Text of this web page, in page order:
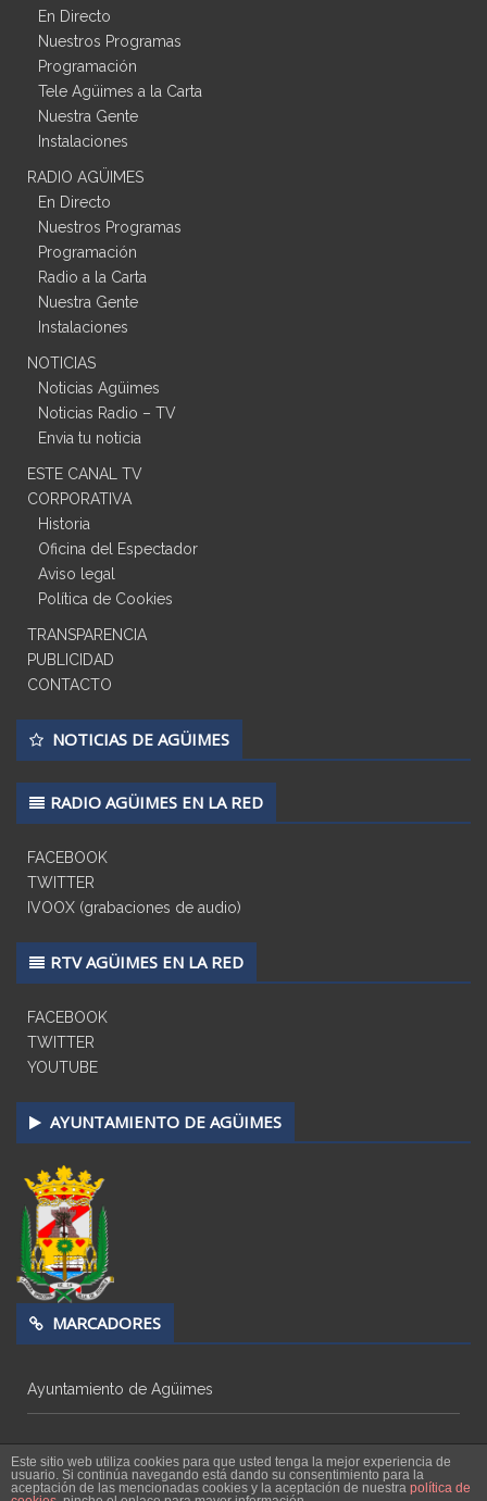
En Directo
Nuestros Programas
Programación
Tele Agüimes a la Carta
Nuestra Gente
Instalaciones
RADIO AGÜIMES
En Directo
Nuestros Programas
Programación
Radio a la Carta
Nuestra Gente
Instalaciones
NOTICIAS
Noticias Agüimes
Noticias Radio – TV
Envia tu noticia
ESTE CANAL TV
CORPORATIVA
Historia
Oficina del Espectador
Aviso legal
Política de Cookies
TRANSPARENCIA
PUBLICIDAD
CONTACTO
NOTICIAS DE AGÜIMES
RADIO AGÜIMES EN LA RED
FACEBOOK
TWITTER
IVOOX (grabaciones de audio)
RTV AGÜIMES EN LA RED
FACEBOOK
TWITTER
YOUTUBE
AYUNTAMIENTO DE AGÜIMES
MARCADORES
Ayuntamiento de Agüimes
Este sitio web utiliza cookies para que usted tenga la mejor experiencia de
usuario. Si continúa navegando está dando su consentimiento para la
aceptación de las mencionadas cookies y la aceptación de nuestra política de